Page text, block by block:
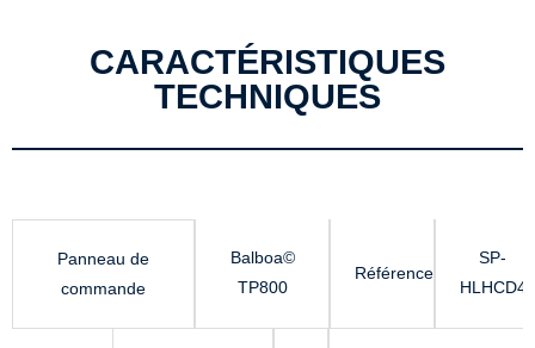
CARACTÉRISTIQUES
TECHNIQUES
Panneau de
commande
Balboa©
TP800
Référence
SP-
HLHCD4